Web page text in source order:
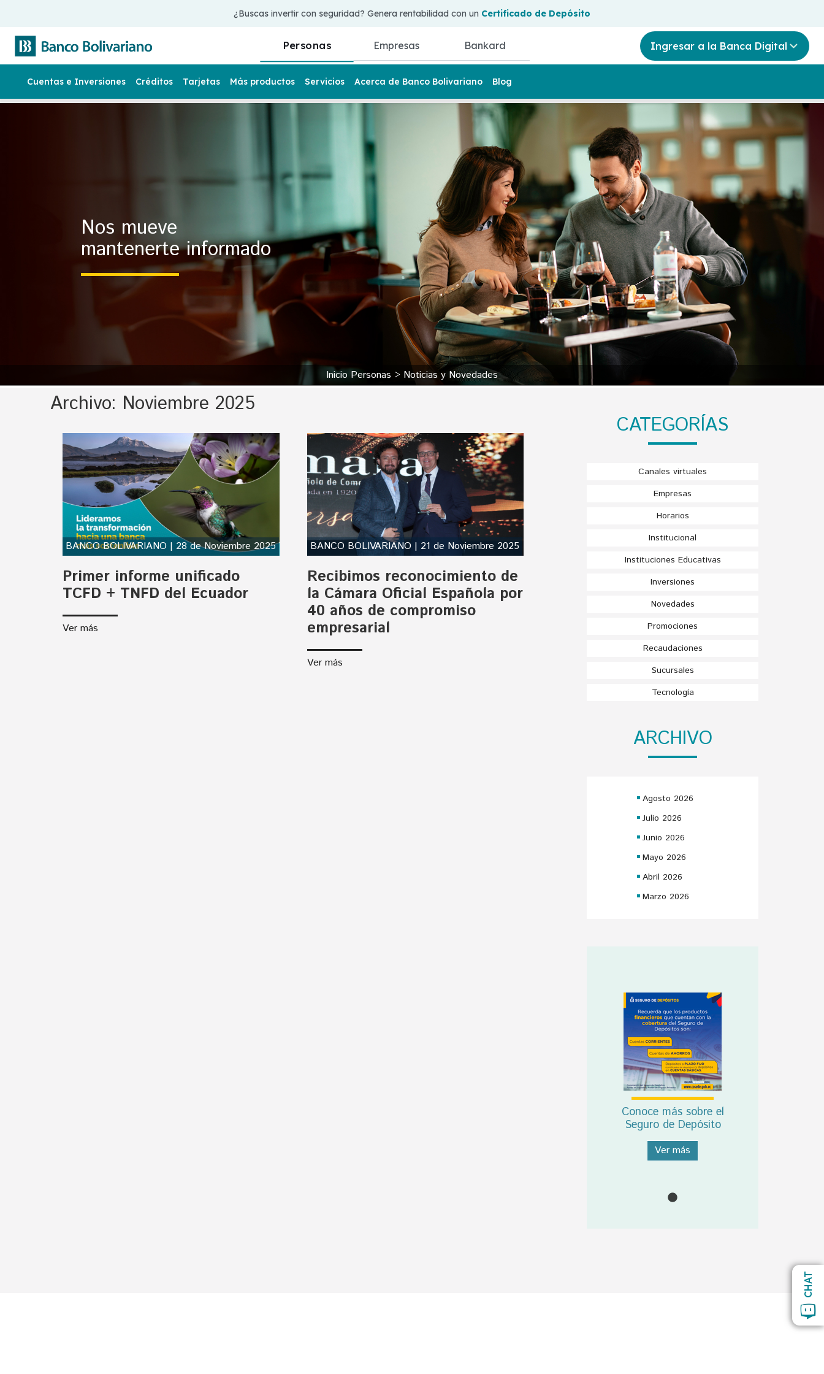
¿Buscas invertir con seguridad? Genera rentabilidad con un Certificado de Depósito
Personas Empresas Bankard Ingresar a la Banca Digital
Cuentas e Inversiones Créditos Tarjetas Más productos Servicios Acerca de Banco Bolivariano Blog
CHAT
Nos mueve
mantenerte informado
Inicio Personas Noticias y Novedades
Archivo: Noviembre 2025
BANCO BOLIVARIANO | 28 de Noviembre 2025
Primer informe unificado
TCFD + TNFD del Ecuador
Ver más
BANCO BOLIVARIANO | 21 de Noviembre 2025
Recibimos reconocimiento de
la Cámara Oficial Española por
40 años de compromiso
empresarial
Ver más
CATEGORÍAS
Canales virtuales
Empresas
Horarios
Institucional
Instituciones Educativas
Inversiones
Novedades
Promociones
Recaudaciones
Sucursales
Tecnología
ARCHIVO
Agosto 2026
Julio 2026
Junio 2026
Mayo 2026
Abril 2026
Marzo 2026
Conoce más sobre el
Seguro de Depósito
Ver más